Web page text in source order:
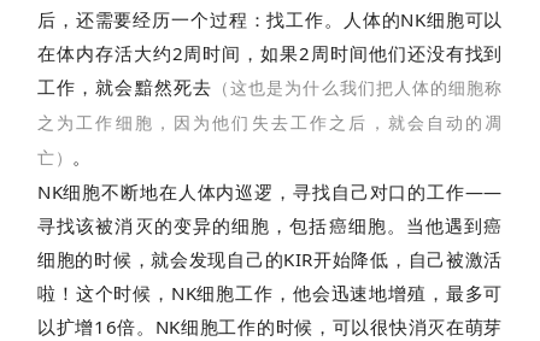
后，还需要经历一个过程：找工作。人体的NK细胞可以
在体内存活大约2周时间，如果2周时间他们还没有找到
工作，就会黯然死去 （这也是为什么我们把人体的细胞称
之为工作细胞，因为他们失去工作之后，就会自动的凋
亡） 。
NK细胞不断地在人体内巡逻，寻找自己对口的工作——
寻找该被消灭的变异的细胞，包括癌细胞。当他遇到癌
细胞的时候，就会发现自己的KIR开始降低，自己被激活
啦！这个时候，NK细胞工作，他会迅速地增殖，最多可
以扩增16倍。NK细胞工作的时候，可以很快消灭在萌芽